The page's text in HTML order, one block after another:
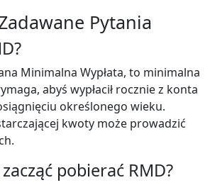
Pytania
Minimalna Wypłata, to minimalna
abyś wypłacił rocznie z konta
określonego wieku.
kwoty może prowadzić
pobierać RMD?